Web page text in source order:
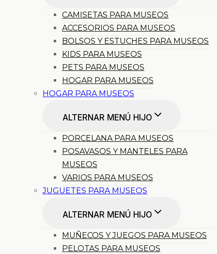
CAMISETAS PARA MUSEOS
ACCESORIOS PARA MUSEOS
BOLSOS Y ESTUCHES PARA MUSEOS
KIDS PARA MUSEOS
PETS PARA MUSEOS
HOGAR PARA MUSEOS
HOGAR PARA MUSEOS
ALTERNAR MENÚ HIJO
PORCELANA PARA MUSEOS
POSAVASOS Y MANTELES PARA
MUSEOS
VARIOS PARA MUSEOS
JUGUETES PARA MUSEOS
ALTERNAR MENÚ HIJO
MUÑECOS Y JUEGOS PARA MUSEOS
PELOTAS PARA MUSEOS